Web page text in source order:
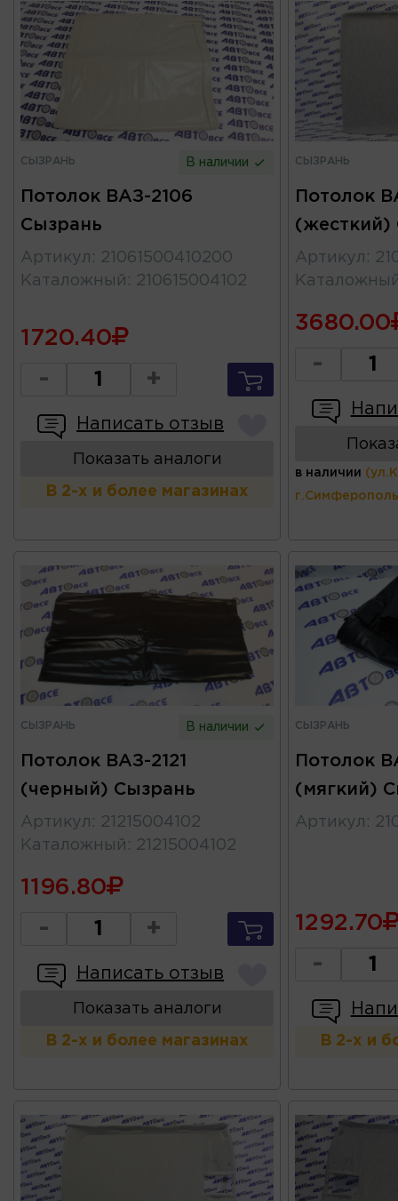
СЫЗРАНЬ В наличии
Потолок ВАЗ-2106
Сызрань
Артикул : 21061500410200
Каталожный : 210615004102
1720.40
- +
Написать отзыв
Показать аналоги
В 2-х и более магазинах
СЫЗРАНЬ
Потолок
(жесткий)
Артикул :
3680.00
-
в наличии
СЫЗРАНЬ В наличии
Потолок ВАЗ-2121
(черный) Сызрань
Артикул : 21215004102
Каталожный : 21215004102
1196.80
- +
Написать отзыв
Показать аналоги
В 2-х и более магазинах
СЫЗРАНЬ
Потолок
(мягкий)
Артикул :
1292.70
-
В 2-х и